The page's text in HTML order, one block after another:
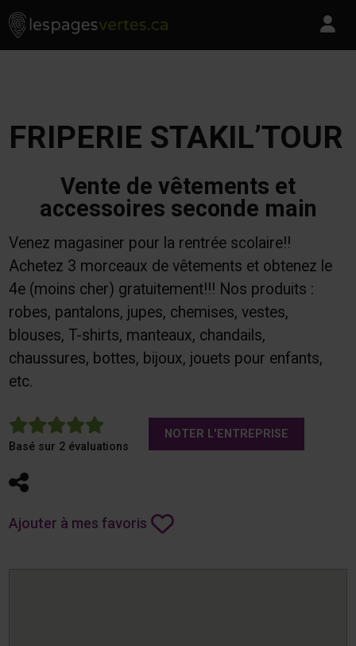
Skip to content
Les Pages Vertes - Go to homepage
FRIPERIE STAKIL’TOUR
Vente de vêtements et
accessoires seconde main
Venez magasiner pour la rentrée scolaire!!
Achetez 3 morceaux de vêtements et obtenez le
4e (moins cher) gratuitement!!! Nos produits :
robes, pantalons, jupes, chemises, vestes,
blouses, T-shirts, manteaux, chandails,
chaussures, bottes, bijoux, jouets pour enfants,
etc.
5
Basé sur 2 évaluations
NOTER L'ENTREPRISE
Partager
Ajouter à mes favoris